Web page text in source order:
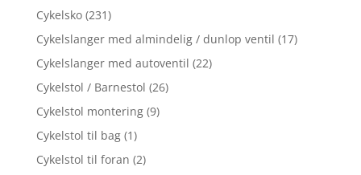
Cykelsko (231)
Cykelslanger med almindelig / dunlop ventil (17)
Cykelslanger med autoventil (22)
Cykelstol / Barnestol (26)
Cykelstol montering (9)
Cykelstol til bag (1)
Cykelstol til foran (2)